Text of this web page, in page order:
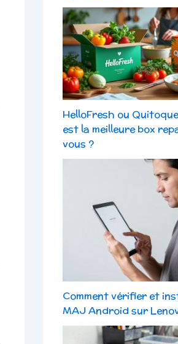
HelloFresh ou
est la meilleure box
vous ?
Comment vérifier et
MAJ Android sur